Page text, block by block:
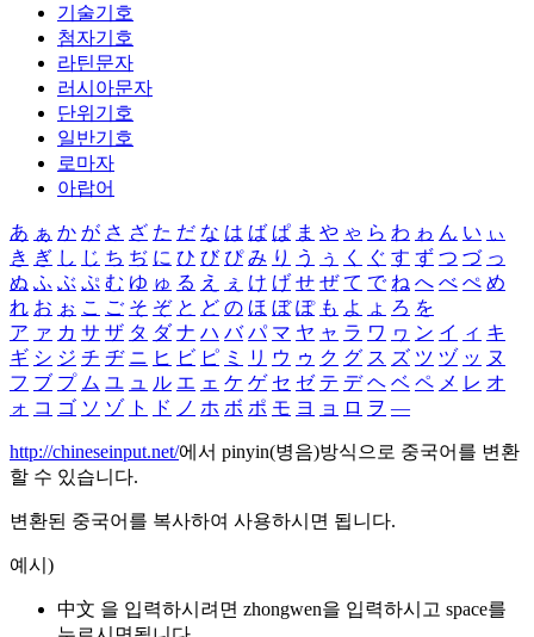
기술기호
첨자기호
라틴문자
러시아문자
단위기호
일반기호
로마자
아랍어
あ ぁ か が さ ざ た だ な は ば ぱ ま や ゃ ら わ ゎ ん い ぃ
き ぎ し じ ち ぢ に ひ び ぴ み り う ぅ く ぐ す ず つ づ っ
ぬ ふ ぶ ぷ む ゆ ゅ る え ぇ け げ せ ぜ て で ね へ べ ぺ め
れ お ぉ こ ご そ ぞ と ど の ほ ぼ ぽ も よ ょ ろ を
ア ァ カ サ ザ タ ダ ナ ハ バ パ マ ヤ ャ ラ ワ ヮ ン イ ィ キ
ギ シ ジ チ ヂ ニ ヒ ビ ピ ミ リ ウ ゥ ク グ ス ズ ツ ヅ ッ ヌ
フ ブ プ ム ユ ュ ル エ ェ ケ ゲ セ ゼ テ デ ヘ ベ ペ メ レ オ
ォ コ ゴ ソ ゾ ト ド ノ ホ ボ ポ モ ヨ ョ ロ ヲ ―
http://chineseinput.net/에서 pinyin(병음)방식으로 중국어를 변환
할 수 있습니다.
변환된 중국어를 복사하여 사용하시면 됩니다.
예시)
中文 을 입력하시려면 zhongwen을 입력하시고 space를